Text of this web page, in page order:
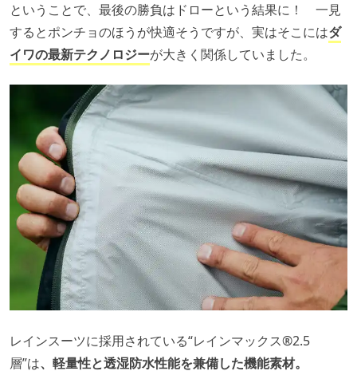
ということで、最後の勝負はドローという結果に！ 一見
するとポンチョのほうが快適そうですが、実はそこにはダ
イワの最新テクノロジーが大きく関係していました。
レインスーツに採用されている“レインマックス®️2.5
層”は、 軽量性と透湿防水性能を兼備した機能素材。